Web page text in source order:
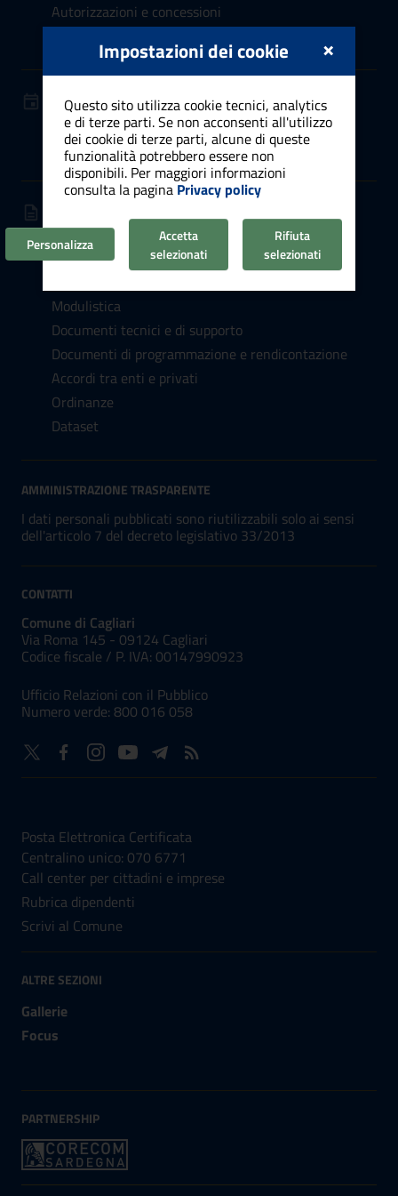
Autorizzazioni e concessioni
NOVITÀ
Notizie
Comunicati stampa
Documenti albo pretorio
Atti normativi
Modulistica
Documenti tecnici e di supporto
Documenti di programmazione e rendicontazione
Accordi tra enti e privati
Ordinanze
Dataset
AMMINISTRAZIONE TRASPARENTE
I dati personali pubblicati sono riutilizzabili solo ai sensi
dell'articolo 7 del decreto legislativo 33/2013
CONTATTI
Comune di Cagliari
Via Roma 145 - 09124 Cagliari
Codice fiscale / P. IVA: 00147990923
Ufficio Relazioni con il Pubblico
Numero verde: 800 016 058
Posta Elettronica Certificata
Centralino unico: 070 6771
Call center per cittadini e imprese
Rubrica dipendenti
Scrivi al Comune
ALTRE SEZIONI
Gallerie
Focus
PARTNERSHIP
×
Impostazioni dei cookie
Questo sito utilizza cookie tecnici, analytics
e di terze parti. Se non acconsenti all'utilizzo
dei cookie di terze parti, alcune di queste
funzionalità potrebbero essere non
disponibili. Per maggiori informazioni
consulta la pagina Privacy policy
Personalizza
Accetta
selezionati
Rifiuta
selezionati